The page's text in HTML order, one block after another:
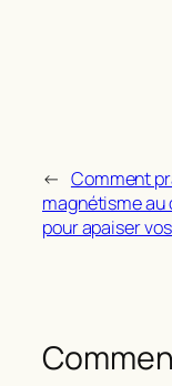
← Comment
magnétisme au
pour apaiser